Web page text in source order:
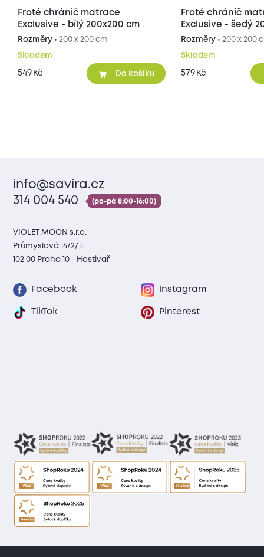
Froté chránič matrace
Exclusive - bílý 200x200 cm
Rozměry • 200 x 200 cm
Skladem
549 Kč Do košíku
Froté chránič
Exclusive - šedý
Rozměry •200 x 200
Skladem
579 Kč
info@savira.cz
314 004 540
(po-pá 8:00-16:00)
VIOLET MOON s.r.o.
Průmyslová 1472/11
102 00 Praha 10 - Hostivař
Facebook Instagram
TikTok Pinterest